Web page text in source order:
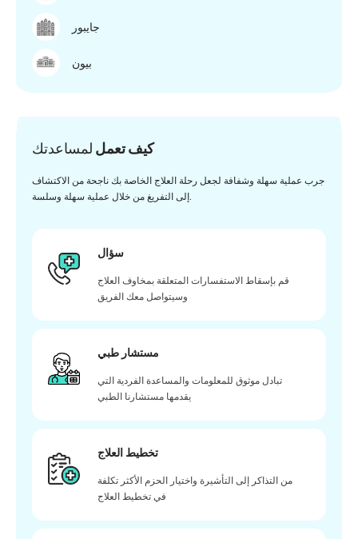
جايبور
بيون
كيف تعمل لمساعدتك
جرب عملية سهلة وشفافة لجعل رحلة العلاج الخاصة بك ناجحة من الاكتشاف
إلى التفريغ من خلال عملية سهلة وسلسة.
سؤال
قم بإسقاط الاستفسارات المتعلقة بمخاوف العلاج
وسيتواصل معك الفريق
مستشار طبي
تبادل موثوق للمعلومات والمساعدة الفردية التي
يقدمها مستشارنا الطبي
تخطيط العلاج
من التذاكر إلى التأشيرة واختيار الحزم الأكثر تكلفة
في تخطيط العلاج